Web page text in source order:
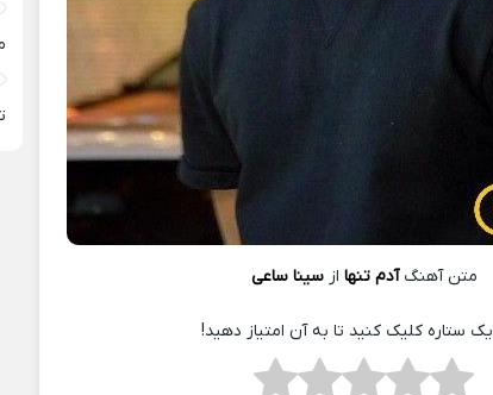
متن آهنگآدم تنها ازسینا ساعی
ستاره کلیک کنید تا به آن امتیاز دهید!